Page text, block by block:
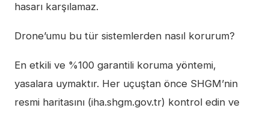
hasarı karşılamaz.
Drone’umu bu tür sistemlerden nasıl korurum?
En etkili ve %100 garantili koruma yöntemi,
yasalara uymaktır. Her uçuştan önce SHGM’nin
resmi haritasını (iha.shgm.gov.tr) kontrol edin ve